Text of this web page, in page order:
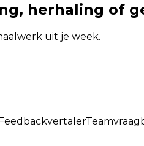
herhaling of
uit je week.